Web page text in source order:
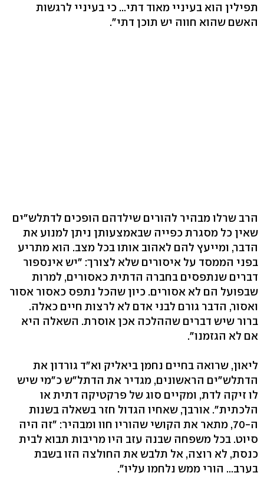
תפילין הוא בעיניי מאוד דתי... כי בעיניי לרגשות
האשם שהוא חווה יש תוכן דתי".
הרב שרלו מבהיר להורים שילדהם הופכים לדתלש"ים
שאין כל מסגרת כפייה שבאמצעותן ניתן למנוע את
הדבר, ומייעץ להם לאהוב אותו בכל מצב. הוא מתריע
בפני הממסד על איסורים שלא לצורך: "יש אינספור
דברים שנתפסים בחברה הדתית כאסורים, למרות
שבפועל הם לא אסורים. כיון שהכל נתפס כאסור אסור
ואסור, הדבר גורם לבני אדם לא לרצות חיים כאלה.
ברור שיש דברים שההלכה אכן אוסרת. השאלה היא
אם לא הגזמנו".
ליאון, שרואה בחיים נחמן ביאליק וא"ד גורדון את
הדתלש"ים הראשונים, מגדיר את הדתל"ש כ"מי שיש
לו זיקה לדת, ומקיים סוג של פרקטיקה דתית או
הלכתית". אורבך, שאחיו הגדול חזר בשאלה בשנות
ה-70, מתאר את הקושי שהוריו חוו ומבהיר: "זה היה
סיוט. בכל משפחה שבנה עזב היו מריבות תבוא לבית
כנסת, לא רוצה, אל תלבש את החולצה הזו בשבת
בערב... הורי ממש נלחמו עליו".